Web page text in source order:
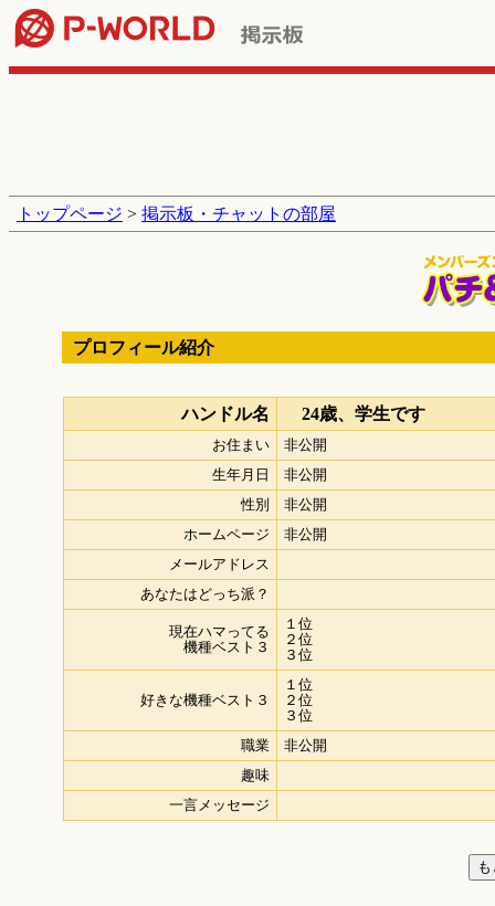
トップページ > 掲示板・チャットの部屋
プロフィール紹介
ハンドル名 24歳、学生です
お住まい
非公開
生年月日
非公開
性別
非公開
ホームページ
非公開
メールアドレス
あなたはどっち派？
現在ハマってる
機種ベスト３
１位
２位
３位
好きな機種ベスト３
１位
２位
３位
職業
非公開
趣味
一言メッセージ